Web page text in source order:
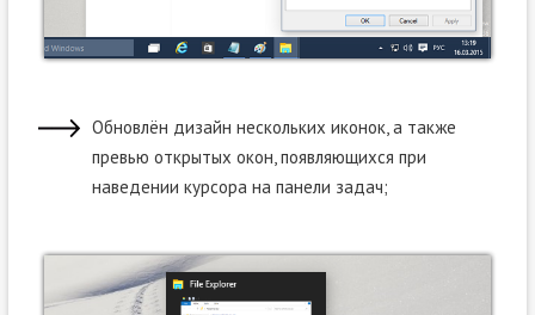
Обновлён дизайн нескольких иконок, а также
превью открытых окон, появляющихся при
наведении курсора на панели задач;